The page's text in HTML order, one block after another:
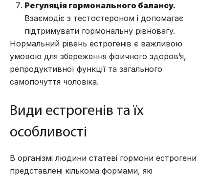
Регуляція гормонального балансу.
Взаємодіє з тестостероном і допомагає
підтримувати гормональну рівновагу.
Нормальний рівень естрогенів є важливою
умовою для збереження фізичного здоров’я,
репродуктивної функції та загального
самопочуття чоловіка.
Види естрогенів та їх
особливості
В організмі людини статеві гормони естрогени
представлені кількома формами, які